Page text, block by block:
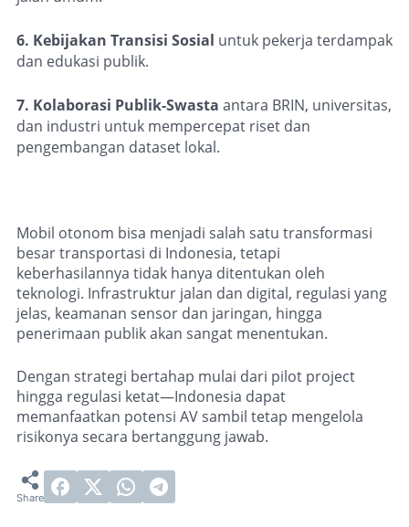
6. Kebijakan Transisi Sosial untuk pekerja terdampak
dan edukasi publik.
7. Kolaborasi Publik-Swasta antara BRIN, universitas,
dan industri untuk mempercepat riset dan
pengembangan dataset lokal.
Mobil otonom bisa menjadi salah satu transformasi
besar transportasi di Indonesia, tetapi
keberhasilannya tidak hanya ditentukan oleh
teknologi. Infrastruktur jalan dan digital, regulasi yang
jelas, keamanan sensor dan jaringan, hingga
penerimaan publik akan sangat menentukan.
Dengan strategi bertahap mulai dari pilot project
hingga regulasi ketat—Indonesia dapat
memanfaatkan potensi AV sambil tetap mengelola
risikonya secara bertanggung jawab.